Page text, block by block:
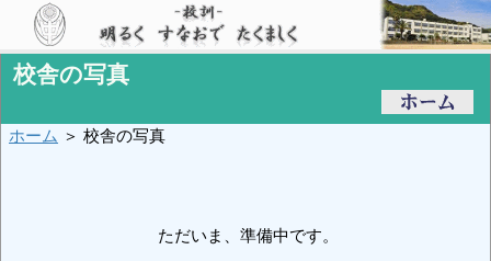
校舎の写真
ホーム ＞ 校舎の写真
ただいま、準備中です。